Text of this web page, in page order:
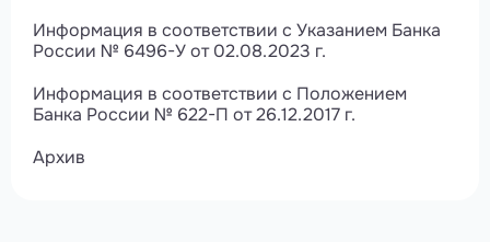
Информация в соответствии с Указанием Банка
России № 6496-У от 02.08.2023 г.
Информация в соответствии с Положением
Банка России № 622-П от 26.12.2017 г.
Архив